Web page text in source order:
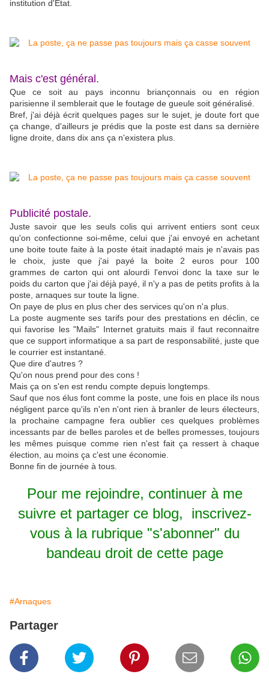
institution d'État.
Mais c'est général.
Que ce soit au pays inconnu briançonnais ou en région
parisienne il semblerait que le foutage de gueule soit généralisé.
Bref, j'ai déjà écrit quelques pages sur le sujet, je doute fort que
ça change, d'ailleurs je prédis que la poste est dans sa dernière
ligne droite, dans dix ans ça n'existera plus.
Publicité postale.
Juste savoir que les seuls colis qui arrivent entiers sont ceux
qu'on confectionne soi-même, celui que j'ai envoyé en achetant
une boite toute faite à la poste était inadapté mais je n'avais pas
le choix, juste que j'ai payé la boite 2 euros pour 100
grammes de carton qui ont alourdi l'envoi donc la taxe sur le
poids du carton que j'ai déjà payé, il n'y a pas de petits profits à la
poste, arnaques sur toute la ligne.
On paye de plus en plus cher des services qu'on n'a plus.
La poste augmente ses tarifs pour des prestations en déclin, ce
qui favorise les "Mails" Internet gratuits mais il faut reconnaitre
que ce support informatique a sa part de responsabilité, juste que
le courrier est instantané.
Que dire d'autres ?
Qu'on nous prend pour des cons !
Mais ça on s'en est rendu compte depuis longtemps.
Sauf que nos élus font comme la poste, une fois en place ils nous
négligent parce qu'ils n'en n'ont rien à branler de leurs électeurs,
la prochaine campagne fera oublier ces quelques problèmes
incessants par de belles paroles et de belles promesses, toujours
les mêmes puisque comme rien n'est fait ça ressert à chaque
élection, au moins ça c'est une économie.
Bonne fin de journée à tous.
Pour me rejoindre, continuer à me
suivre et partager ce blog, inscrivez-
vous à la rubrique "s'abonner" du
bandeau droit de cette page
#Arnaques
Partager